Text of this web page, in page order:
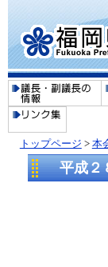
トップページ > 本
平成２